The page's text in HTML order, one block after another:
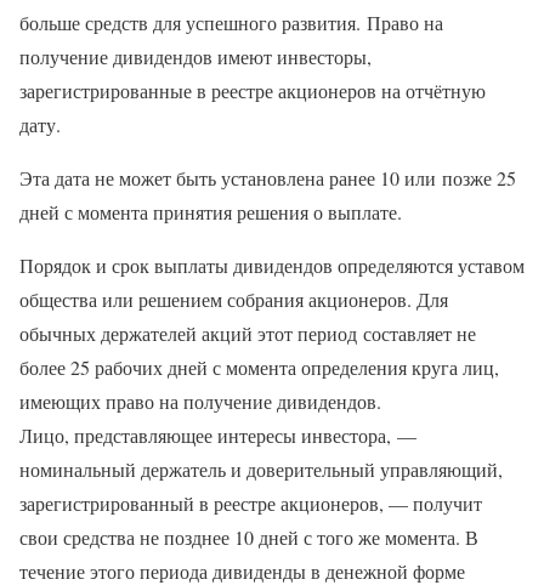
больше средств для успешного развития. Право на
получение дивидендов имеют инвесторы,
зарегистрированные в реестре акционеров на отчётную
дату.
Эта дата не может быть установлена ранее 10 или позже 25
дней с момента принятия решения о выплате.
Порядок и срок выплаты дивидендов определяются уставом
общества или решением собрания акционеров. Для
обычных держателей акций этот период составляет не
более 25 рабочих дней с момента определения круга лиц,
имеющих право на получение дивидендов.
Лицо, представляющее интересы инвестора, —
номинальный держатель и доверительный управляющий,
зарегистрированный в реестре акционеров, — получит
свои средства не позднее 10 дней с того же момента. В
течение этого периода дивиденды в денежной форме